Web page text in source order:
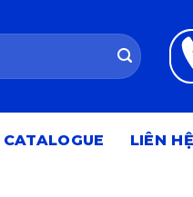
CATALOGUE LIÊN HỆ